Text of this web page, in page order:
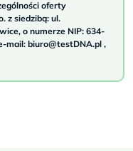
oferty
z siedzibą: ul.
o numerze NIP: 634-
mail: biuro@testDNA.pl ,